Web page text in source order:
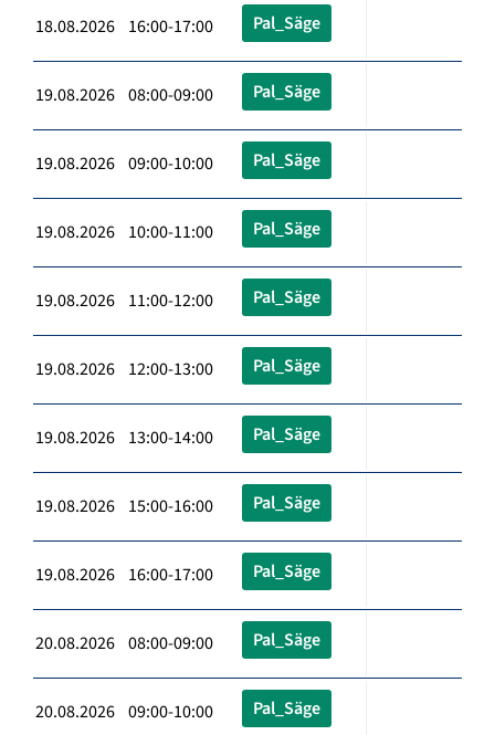
18.08.2026 16:00-17:00 Pal_Säge
19.08.2026 08:00-09:00 Pal_Säge
19.08.2026 09:00-10:00 Pal_Säge
19.08.2026 10:00-11:00 Pal_Säge
19.08.2026 11:00-12:00 Pal_Säge
19.08.2026 12:00-13:00 Pal_Säge
19.08.2026 13:00-14:00 Pal_Säge
19.08.2026 15:00-16:00 Pal_Säge
19.08.2026 16:00-17:00 Pal_Säge
20.08.2026 08:00-09:00 Pal_Säge
20.08.2026 09:00-10:00 Pal_Säge